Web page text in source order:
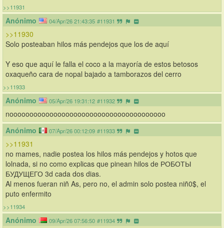
>>11931
Anónimo 04/Apr/26 21:43:35 #11931
>>11930
Solo posteaban hilos más pendejos que los de aquí
Y eso que aquí le falla el coco a la mayoría de estos betosos
oxaqueño cara de nopal bajado a tamborazos del cerro
>>11933
Anónimo 05/Apr/26 19:31:12 #11932
nooooooooooooooooooooooooooooooooooooooo
Anónimo
07/Apr/26 00:12:09 #11933
>>11931
no mames, nadie postea los hilos más pendejos y hotos que
lolnada, si no como explicas que pinean hilos de РОБОТЫ
БУДУЩЕГО 3d cada dos dias.
Al menos fueran niñ As, pero no, el admin solo postea niñ0$, el
puto enfermito
>>11934
Anónimo 09/Apr/26 07:56:50 #11934